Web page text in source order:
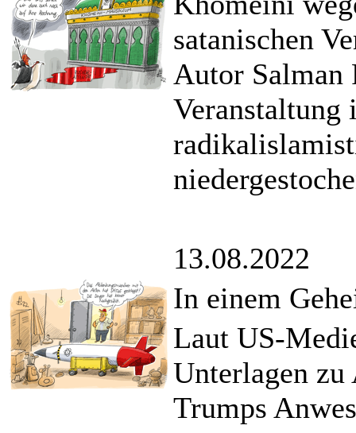
satanischen
Autor Salman
Veranstaltung
13.08.2022
In einem
Laut US-
Unterlagen
Trumps